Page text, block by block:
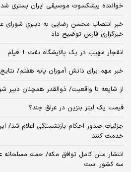
خواننده پیشکسوت موسیقی ایران بستری شد
خبر انتصاب محسن رضایی به دبیری شورای
خبرگزاری فارس توضیح داد
انفجار مهیب در یک پالایشگاه نفت + فیلم
خبر مهم برای دانش آموزان پایه هفتم/
از شایعه تا واقعیت/ ذوالقدر همچنان دبیر
قیمت یک لیتر بنزین در عراق چند؟
خدمت کنند
انتشار متن کامل توافق مکه/ حمله مسلحانه
سه کشور است